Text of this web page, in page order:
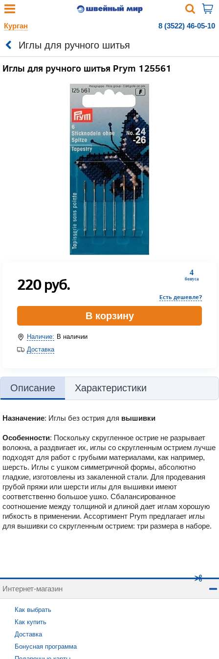
Курган 8 (3522) 46-05-10
Иглы для ручного шитья
Иглы для ручного шитья Prym 125561
4
бонуса
220руб.
Есть дешевле?
В корзину
Наличие: В наличии
Доставка
Описание Характеристики
Назначение: Иглы без острия для вышивки
Особенности: Поскольку скругленное острие не разрывает
волокна, а раздвигает их, иглы со скругленным острием лучше
подходят для работ с грубыми материалами, как например,
шерсть. Иглы с ушком симметричной формы, абсолютно
гладкие, изготовлены из закаленной стали. Для продевания
грубой пряжи или шерсти иглы для вышивки имеют
соответственно большое ушко. Сбалансированное
соотношение между толщиной и длиной дает иглам хорошую
гибкость в применении. Ассортимент Prym предлагает иглы
для вышивки со скругленным острием: три размера в наборе.
Интернет-магазин
Как выбрать
Как купить
Доставка
Бонусная программа